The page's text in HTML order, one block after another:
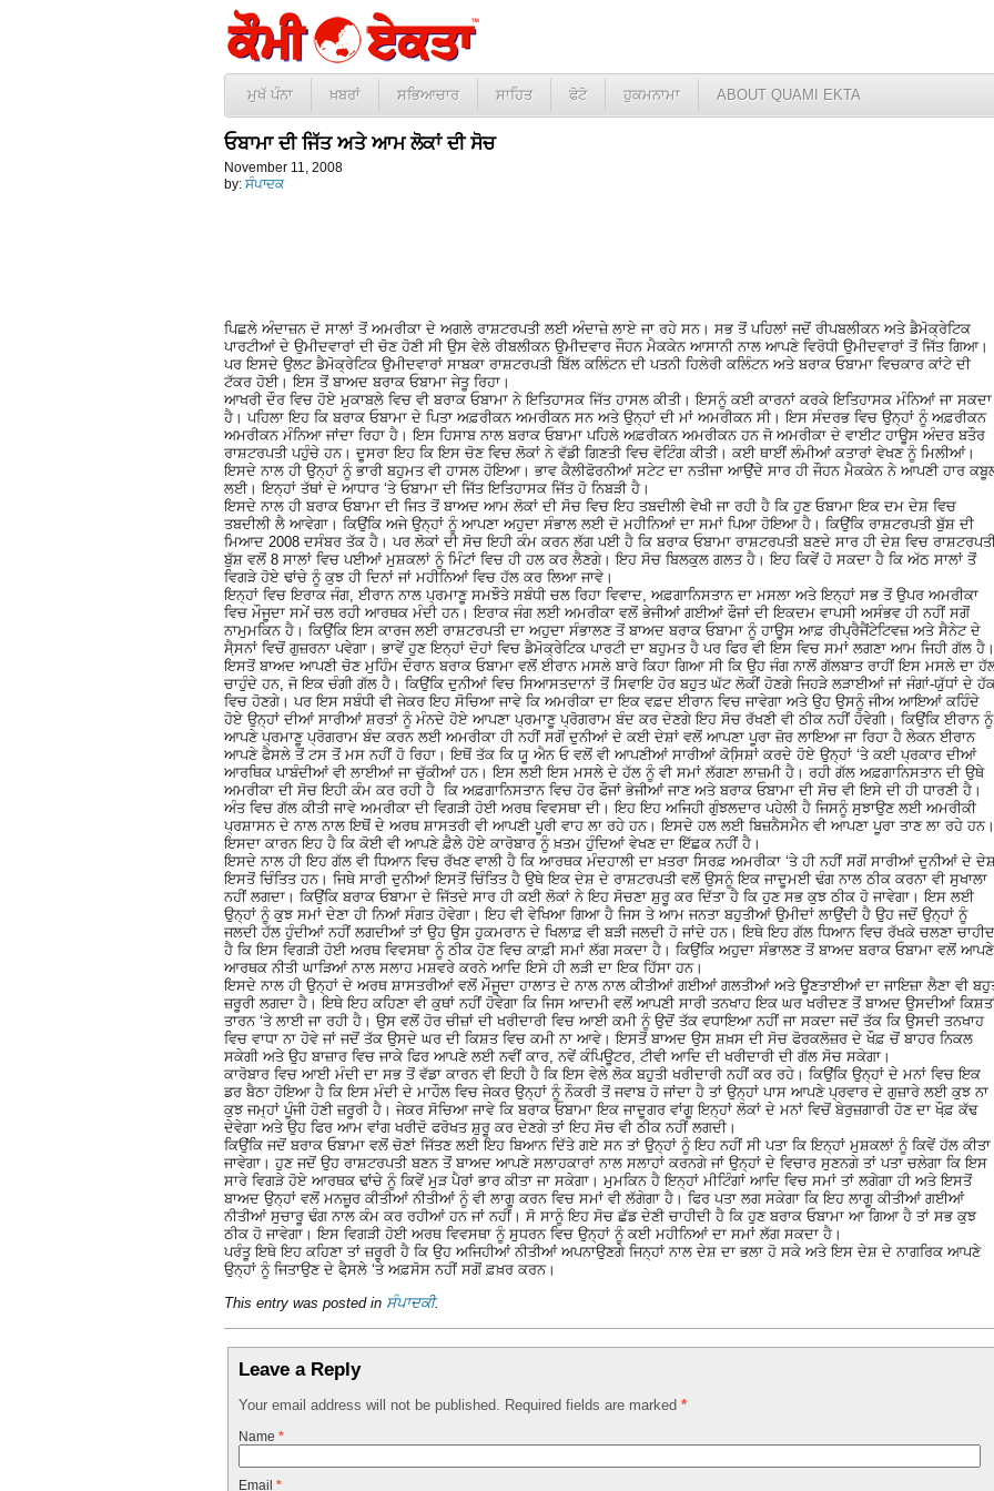
ਮੁਖੱ ਪੰਨਾ ਖ਼ਬਰਾਂ ਸਭਿਆਚਾਰ ਸਾਹਿਤ ਫੋਟੋ ਹੁਕਮਨਾਮਾ ABOUT QUAMI EKTA
ਓਬਾਮਾ ਦੀ ਜਿੱਤ ਅਤੇ ਆਮ ਲੋਕਾਂ ਦੀ ਸੋਚ
November 11, 2008
by: ਸੰਪਾਦਕ
ਪਿਛਲੇ ਅੰਦਾਜ਼ਨ ਦੋ ਸਾਲਾਂ ਤੋਂ ਅਮਰੀਕਾ ਦੇ ਅਗਲੇ ਰਾਸ਼ਟਰਪਤੀ ਲਈ ਅੰਦਾਜ਼ੇ ਲਾਏ ਜਾ ਰਹੇ ਸਨ। ਸਭ ਤੋਂ ਪਹਿਲਾਂ ਜਦੋਂ ਰੀਪਬਲੀਕਨ ਅਤੇ ਡੈਮੋਕ੍ਰੇਟਿਕ
ਪਾਰਟੀਆਂ ਦੇ ਉਮੀਦਵਾਰਾਂ ਦੀ ਚੋਣ ਹੋਣੀ ਸੀ ਉਸ ਵੇਲੇ ਰੀਬਲੀਕਨ ਉਮੀਦਵਾਰ ਜੌਹਨ ਮੈਕਕੇਨ ਆਸਾਨੀ ਨਾਲ ਆਪਣੇ ਵਿਰੋਧੀ ਉਮੀਦਵਾਰਾਂ ਤੋਂ ਜਿੱਤ ਗਿਆ।
ਪਰ ਇਸਦੇ ਉਲਟ ਡੈਮੋਕ੍ਰੇਟਿਕ ਉਮੀਦਵਾਰਾਂ ਸਾਬਕਾ ਰਾਸ਼ਟਰਪਤੀ ਬਿੱਲ ਕਲਿੰਟਨ ਦੀ ਪਤਨੀ ਹਿਲੇਰੀ ਕਲਿੰਟਨ ਅਤੇ ਬਰਾਕ ਓਬਾਮਾ ਵਿਚਕਾਰ ਕਾਂਟੇ ਦੀ
ਟੱਕਰ ਹੋਈ। ਇਸ ਤੋਂ ਬਾਅਦ ਬਰਾਕ ਓਬਾਮਾ ਜੇਤੂ ਰਿਹਾ।
ਆਖਰੀ ਦੌਰ ਵਿਚ ਹੋਏ ਮੁਕਾਬਲੇ ਵਿਚ ਵੀ ਬਰਾਕ ਓਬਾਮਾ ਨੇ ਇਤਿਹਾਸਕ ਜਿੱਤ ਹਾਸਲ ਕੀਤੀ। ਇਸਨੂੰ ਕਈ ਕਾਰਨਾਂ ਕਰਕੇ ਇਤਿਹਾਸਕ ਮੰਨਿਆਂ ਜਾ ਸਕਦਾ
ਹੈ। ਪਹਿਲਾ ਇਹ ਕਿ ਬਰਾਕ ਓਬਾਮਾ ਦੇ ਪਿਤਾ ਅਫ਼ਰੀਕਨ ਅਮਰੀਕਨ ਸਨ ਅਤੇ ਉਨ੍ਹਾਂ ਦੀ ਮਾਂ ਅਮਰੀਕਨ ਸੀ। ਇਸ ਸੰਦਰਭ ਵਿਚ ਉਨ੍ਹਾਂ ਨੂੰ ਅਫ਼ਰੀਕਨ
ਅਮਰੀਕਨ ਮੰਨਿਆ ਜਾਂਦਾ ਰਿਹਾ ਹੈ। ਇਸ ਹਿਸਾਬ ਨਾਲ ਬਰਾਕ ਓਬਾਮਾ ਪਹਿਲੇ ਅਫ਼ਰੀਕਨ ਅਮਰੀਕਨ ਹਨ ਜੋ ਅਮਰੀਕਾ ਦੇ ਵਾਈਟ ਹਾਊਸ ਅੰਦਰ ਬਤੌਰ
ਰਾਸ਼ਟਰਪਤੀ ਪਹੁੰਚੇ ਹਨ। ਦੂਸਰਾ ਇਹ ਕਿ ਇਸ ਚੋਣ ਵਿਚ ਲੋਕਾਂ ਨੇ ਵੱਡੀ ਗਿਣਤੀ ਵਿਚ ਵੋਟਿੰਗ ਕੀਤੀ। ਕਈ ਥਾਈਂ ਲੰਮੀਆਂ ਕਤਾਰਾਂ ਵੇਖਣ ਨੂੰ ਮਿਲੀਆਂ।
ਇਸਦੇ ਨਾਲ ਹੀ ਉਨ੍ਹਾਂ ਨੂੰ ਭਾਰੀ ਬਹੁਮਤ ਵੀ ਹਾਸਲ ਹੋਇਆ। ਭਾਵ ਕੈਲੀਫੋਰਨੀਆਂ ਸਟੇਟ ਦਾ ਨਤੀਜਾ ਆਉਂਦੇ ਸਾਰ ਹੀ ਜੌਹਨ ਮੈਕਕੇਨ ਨੇ ਆਪਣੀ ਹਾਰ
ਲਈ। ਇਨ੍ਹਾਂ ਤੱਥਾਂ ਦੇ ਆਧਾਰ ‘ਤੇ ਓਬਾਮਾ ਦੀ ਜਿੱਤ ਇਤਿਹਾਸਕ ਜਿੱਤ ਹੋ ਨਿਬੜੀ ਹੈ।
ਇਸਦੇ ਨਾਲ ਹੀ ਬਰਾਕ ਓਬਾਮਾ ਦੀ ਜਿਤ ਤੋਂ ਬਾਅਦ ਆਮ ਲੋਕਾਂ ਦੀ ਸੋਚ ਵਿਚ ਇਹ ਤਬਦੀਲੀ ਵੇਖੀ ਜਾ ਰਹੀ ਹੈ ਕਿ ਹੁਣ ਓਬਾਮਾ ਇਕ ਦਮ ਦੇਸ਼ ਵਿਚ
ਤਬਦੀਲੀ ਲੈ ਆਵੇਗਾ। ਕਿਉਂਕਿ ਅਜੇ ਉਨ੍ਹਾਂ ਨੂੰ ਆਪਣਾ ਅਹੁਦਾ ਸੰਭਾਲ ਲਈ ਦੋ ਮਹੀਨਿਆਂ ਦਾ ਸਮਾਂ ਪਿਆ ਹੋਇਆ ਹੈ। ਕਿਉਂਕਿ ਰਾਸ਼ਟਰਪਤੀ ਬੁੱਸ਼ ਦੀ
ਮਿਆਦ 2008 ਦਸੰਬਰ ਤੱਕ ਹੈ। ਪਰ ਲੋਕਾਂ ਦੀ ਸੋਚ ਇਹੀ ਕੰਮ ਕਰਨ ਲੱਗ ਪਈ ਹੈ ਕਿ ਬਰਾਕ ਓਬਾਮਾ ਰਾਸ਼ਟਰਪਤੀ ਬਣਦੇ ਸਾਰ ਹੀ ਦੇਸ਼ ਵਿਚ
ਬੁੱਸ਼ ਵਲੋਂ 8 ਸਾਲਾਂ ਵਿਚ ਪਈਆਂ ਮੁਸ਼ਕਲਾਂ ਨੂੰ ਮਿੰਟਾਂ ਵਿਚ ਹੀ ਹਲ ਕਰ ਲੈਣਗੇ। ਇਹ ਸੋਚ ਬਿਲਕੁਲ ਗਲਤ ਹੈ। ਇਹ ਕਿਵੇਂ ਹੋ ਸਕਦਾ ਹੈ ਕਿ ਅੱਠ ਸਾਲਾਂ ਤੋਂ
ਵਿਗੜੇ ਹੋਏ ਢਾਂਚੇ ਨੂੰ ਕੁਝ ਹੀ ਦਿਨਾਂ ਜਾਂ ਮਹੀਨਿਆਂ ਵਿਚ ਹੱਲ ਕਰ ਲਿਆ ਜਾਵੇ।
ਇਨ੍ਹਾਂ ਵਿਚ ਇਰਾਕ ਜੰਗ, ਈਰਾਨ ਨਾਲ ਪ੍ਰਮਾਣੂ ਸਮਝੌਤੇ ਸਬੰਧੀ ਚਲ ਰਿਹਾ ਵਿਵਾਦ, ਅਫ਼ਗਾਨਿਸਤਾਨ ਦਾ ਮਸਲਾ ਅਤੇ ਇਨ੍ਹਾਂ ਸਭ ਤੋਂ ਉਪਰ ਅਮਰੀਕਾ
ਵਿਚ ਮੌਜੂਦਾ ਸਮੇਂ ਚਲ ਰਹੀ ਆਰਥਕ ਮੰਦੀ ਹਨ। ਇਰਾਕ ਜੰਗ ਲਈ ਅਮਰੀਕਾ ਵਲੋਂ ਭੇਜੀਆਂ ਗਈਆਂ ਫੌਜਾਂ ਦੀ ਇਕਦਮ ਵਾਪਸੀ ਅਸੰਭਵ ਹੀ ਨਹੀਂ ਸਗੋਂ
ਨਾਮੁਮਕਿਨ ਹੈ। ਕਿਉਂਕਿ ਇਸ ਕਾਰਜ ਲਈ ਰਾਸ਼ਟਰਪਤੀ ਦਾ ਅਹੁਦਾ ਸੰਭਾਲਣ ਤੋਂ ਬਾਅਦ ਬਰਾਕ ਓਬਾਮਾ ਨੂੰ ਹਾਊਸ ਆਫ਼ ਰੀਪ੍ਰੈਜੈਂਟੇਟਿਵਜ਼ ਅਤੇ ਸੈਨੇਟ ਦੇ
ਸੈ਼ਸਨਾਂ ਵਿਚੋਂ ਗੁਜ਼ਰਨਾ ਪਵੇਗਾ। ਭਾਵੇਂ ਹੁਣ ਇਨ੍ਹਾਂ ਦੋਹਾਂ ਵਿਚ ਡੈਮੋਕ੍ਰੇਟਿਕ ਪਾਰਟੀ ਦਾ ਬਹੁਮਤ ਹੈ ਪਰ ਫਿਰ ਵੀ ਇਸ ਵਿਚ ਸਮਾਂ ਲਗਣਾ ਆਮ ਜਿਹੀ ਗੱਲ ਹੈ।
ਇਸਤੋਂ ਬਾਅਦ ਆਪਣੀ ਚੋਣ ਮੁਹਿੰਮ ਦੌਰਾਨ ਬਰਾਕ ਓਬਾਮਾ ਵਲੋਂ ਈਰਾਨ ਮਸਲੇ ਬਾਰੇ ਕਿਹਾ ਗਿਆ ਸੀ ਕਿ ਉਹ ਜੰਗ ਨਾਲੋਂ ਗੱਲਬਾਤ ਰਾਹੀਂ ਇਸ ਮਸਲੇ ਦਾ
ਚਾਹੁੰਦੇ ਹਨ, ਜੋ ਇਕ ਚੰਗੀ ਗੱਲ ਹੈ। ਕਿਉਂਕਿ ਦੁਨੀਆਂ ਵਿਚ ਸਿਆਸਤਦਾਨਾਂ ਤੋਂ ਸਿਵਾਇ ਹੋਰ ਬਹੁਤ ਘੱਟ ਲੋਕੀਂ ਹੋਣਗੇ ਜਿਹੜੇ ਲੜਾਈਆਂ ਜਾਂ ਜੰਗਾਂ-ਯੁੱਧਾਂ ਦੇ
ਵਿਚ ਹੋਣਗੇ। ਪਰ ਇਸ ਸਬੰਧੀ ਵੀ ਜੇਕਰ ਇਹ ਸੋਚਿਆ ਜਾਵੇ ਕਿ ਅਮਰੀਕਾ ਦਾ ਇਕ ਵਫ਼ਦ ਈਰਾਨ ਵਿਚ ਜਾਵੇਗਾ ਅਤੇ ਉਹ ਉਸਨੂੰ ਜੀਅ ਆਇਆਂ ਕਹਿੰਦੇ
ਹੋਏ ਉਨ੍ਹਾਂ ਦੀਆਂ ਸਾਰੀਆਂ ਸ਼ਰਤਾਂ ਨੂੰ ਮੰਨਦੇ ਹੋਏ ਆਪਣਾ ਪ੍ਰਮਾਣੂ ਪ੍ਰੋਗਰਾਮ ਬੰਦ ਕਰ ਦੇਣਗੇ ਇਹ ਸੋਚ ਰੱਖਣੀ ਵੀ ਠੀਕ ਨਹੀਂ ਹੋਵੇਗੀ। ਕਿਉਂਕਿ ਈਰਾਨ ਨੂੰ
ਆਪਣੇ ਪ੍ਰਮਾਣੂ ਪ੍ਰੋਗਰਾਮ ਬੰਦ ਕਰਨ ਲਈ ਅਮਰੀਕਾ ਹੀ ਨਹੀਂ ਸਗੋਂ ਦੁਨੀਆਂ ਦੇ ਕਈ ਦੇਸ਼ਾਂ ਵਲੋਂ ਆਪਣਾ ਪੂਰਾ ਜ਼ੋਰ ਲਾਇਆ ਜਾ ਰਿਹਾ ਹੈ ਲੇਕਨ ਈਰਾਨ
ਆਪਣੇ ਫੈਸਲੇ ਤੋਂ ਟਸ ਤੋਂ ਮਸ ਨਹੀਂ ਹੋ ਰਿਹਾ। ਇਥੋਂ ਤੱਕ ਕਿ ਯੂ ਐਨ ਓ ਵਲੋਂ ਵੀ ਆਪਣੀਆਂ ਸਾਰੀਆਂ ਕੋਸਿ਼ਸ਼ਾਂ ਕਰਦੇ ਹੋਏ ਉਨ੍ਹਾਂ ‘ਤੇ ਕਈ ਪ੍ਰਕਾਰ ਦੀਆਂ
ਆਰਥਿਕ ਪਾਬੰਦੀਆਂ ਵੀ ਲਾਈਆਂ ਜਾ ਚੁੱਕੀਆਂ ਹਨ। ਇਸ ਲਈ ਇਸ ਮਸਲੇ ਦੇ ਹੱਲ ਨੂੰ ਵੀ ਸਮਾਂ ਲੱਗਣਾ ਲਾਜ਼ਮੀ ਹੈ। ਰਹੀ ਗੱਲ ਅਫ਼ਗਾਨਿਸਤਾਨ ਦੀ ਉਥੇ
ਅਮਰੀਕਾ ਦੀ ਸੋਚ ਇਹੀ ਕੰਮ ਕਰ ਰਹੀ ਹੈ ਕਿ ਅਫ਼ਗਾਨਿਸਤਾਨ ਵਿਚ ਹੋਰ ਫੌਜਾਂ ਭੇਜੀਆਂ ਜਾਣ ਅਤੇ ਬਰਾਕ ਓਬਾਮਾ ਦੀ ਸੋਚ ਵੀ ਇਸੇ ਦੀ ਹੀ ਧਾਰਣੀ ਹੈ।
ਅੰਤ ਵਿਚ ਗੱਲ ਕੀਤੀ ਜਾਵੇ ਅਮਰੀਕਾ ਦੀ ਵਿਗੜੀ ਹੋਈ ਅਰਥ ਵਿਵਸਥਾ ਦੀ। ਇਹ ਇਹ ਅਜਿਹੀ ਗੁੰਝਲਦਾਰ ਪਹੇਲੀ ਹੈ ਜਿਸਨੂੰ ਸੁਝਾਉਣ ਲਈ ਅਮਰੀਕੀ
ਪ੍ਰਸ਼ਾਸਨ ਦੇ ਨਾਲ ਨਾਲ ਇਥੋਂ ਦੇ ਅਰਥ ਸ਼ਾਸਤਰੀ ਵੀ ਆਪਣੀ ਪੂਰੀ ਵਾਹ ਲਾ ਰਹੇ ਹਨ। ਇਸਦੇ ਹਲ ਲਈ ਬਿਜ਼ਨੈਸਮੈਨ ਵੀ ਆਪਣਾ ਪੂਰਾ ਤਾਣ ਲਾ ਰਹੇ ਹਨ।
ਇਸਦਾ ਕਾਰਨ ਇਹ ਹੈ ਕਿ ਕੋਈ ਵੀ ਆਪਣੇ ਫ਼ੈਲੇ ਹੋਏ ਕਾਰੋਬਾਰ ਨੂੰ ਖ਼ਤਮ ਹੁੰਦਿਆਂ ਵੇਖਣ ਦਾ ਇੱਛਕ ਨਹੀਂ ਹੈ।
ਇਸਦੇ ਨਾਲ ਹੀ ਇਹ ਗੱਲ ਵੀ ਧਿਆਨ ਵਿਚ ਰੱਖਣ ਵਾਲੀ ਹੈ ਕਿ ਆਰਥਕ ਮੰਦਹਾਲੀ ਦਾ ਖ਼ਤਰਾ ਸਿਰਫ਼ ਅਮਰੀਕਾ ‘ਤੇ ਹੀ ਨਹੀਂ ਸਗੋਂ ਸਾਰੀਆਂ ਦੁਨੀਆਂ ਦੇ
ਇਸਤੋਂ ਚਿੰਤਿਤ ਹਨ। ਜਿਥੇ ਸਾਰੀ ਦੁਨੀਆਂ ਇਸਤੋਂ ਚਿੰਤਿਤ ਹੈ ਉਥੇ ਇਕ ਦੇਸ਼ ਦੇ ਰਾਸ਼ਟਰਪਤੀ ਵਲੋਂ ਉਸਨੂੰ ਇਕ ਜਾਦੂਮਈ ਢੰਗ ਨਾਲ ਠੀਕ ਕਰਨਾ ਵੀ ਸੁਖਾਲਾ
ਨਹੀਂ ਲਗਦਾ। ਕਿਉਂਕਿ ਬਰਾਕ ਓਬਾਮਾ ਦੇ ਜਿੱਤਦੇ ਸਾਰ ਹੀ ਕਈ ਲੋਕਾਂ ਨੇ ਇਹ ਸੋਚਣਾ ਸ਼ੁਰੂ ਕਰ ਦਿੱਤਾ ਹੈ ਕਿ ਹੁਣ ਸਭ ਕੁਝ ਠੀਕ ਹੋ ਜਾਵੇਗਾ। ਇਸ ਲਈ
ਉਨ੍ਹਾਂ ਨੂੰ ਕੁਝ ਸਮਾਂ ਦੇਣਾ ਹੀ ਨਿਆਂ ਸੰਗਤ ਹੋਵੇਗਾ। ਇਹ ਵੀ ਵੇਖਿਆ ਗਿਆ ਹੈ ਜਿਸ ਤੇ ਆਮ ਜਨਤਾ ਬਹੁਤੀਆਂ ਉਮੀਦਾਂ ਲਾਉਂਦੀ ਹੈ ਉਹ ਜਦੋਂ ਉਨ੍ਹਾਂ ਨੂੰ
ਜਲਦੀ ਹੱਲ ਹੁੰਦੀਆਂ ਨਹੀਂ ਲਗਦੀਆਂ ਤਾਂ ਉਹ ਉਸ ਹੁਕਮਰਾਨ ਦੇ ਖਿਲਾਫ਼ ਵੀ ਬੜੀ ਜਲਦੀ ਹੋ ਜਾਂਦੇ ਹਨ। ਇਥੇ ਇਹ ਗੱਲ ਧਿਆਨ ਵਿਚ ਰੱਖਕੇ ਚਲਣਾ
ਹੈ ਕਿ ਇਸ ਵਿਗੜੀ ਹੋਈ ਅਰਥ ਵਿਵਸਥਾ ਨੂੰ ਠੀਕ ਹੋਣ ਵਿਚ ਕਾਫ਼ੀ ਸਮਾਂ ਲੱਗ ਸਕਦਾ ਹੈ। ਕਿਉਂਕਿ ਅਹੁਦਾ ਸੰਭਾਲਣ ਤੋਂ ਬਾਅਦ ਬਰਾਕ ਓਬਾਮਾ ਵਲੋਂ ਆਪਣੇ
ਆਰਥਕ ਨੀਤੀ ਘਾੜਿਆਂ ਨਾਲ ਸਲਾਹ ਮਸ਼ਵਰੇ ਕਰਨੇ ਆਦਿ ਇਸੇ ਹੀ ਲੜੀ ਦਾ ਇਕ ਹਿੱਸਾ ਹਨ।
ਇਸਦੇ ਨਾਲ ਹੀ ਉਨ੍ਹਾਂ ਦੇ ਅਰਥ ਸ਼ਾਸਤਰੀਆਂ ਵਲੋਂ ਮੌਜੂਦਾ ਹਾਲਾਤ ਦੇ ਨਾਲ ਨਾਲ ਕੀਤੀਆਂ ਗਈਆਂ ਗਲਤੀਆਂ ਅਤੇ ਊਣਤਾਈਆਂ ਦਾ ਜਾਇਜ਼ਾ ਲੈਣਾ ਵੀ
ਜ਼ਰੂਰੀ ਲਗਦਾ ਹੈ। ਇਥੇ ਇਹ ਕਹਿਣਾ ਵੀ ਕੁਥਾਂ ਨਹੀਂ ਹੋਵੇਗਾ ਕਿ ਜਿਸ ਆਦਮੀ ਵਲੋਂ ਆਪਣੀ ਸਾਰੀ ਤਨਖਾਹ ਇਕ ਘਰ ਖਰੀਦਣ ਤੋਂ ਬਾਅਦ ਉਸਦੀਆਂ
ਤਾਰਨ ‘ਤੇ ਲਾਈ ਜਾ ਰਹੀ ਹੈ। ਉਸ ਵਲੋਂ ਹੋਰ ਚੀਜ਼ਾਂ ਦੀ ਖਰੀਦਾਰੀ ਵਿਚ ਆਈ ਕਮੀ ਨੂੰ ਉਦੋਂ ਤੱਕ ਵਧਾਇਆ ਨਹੀਂ ਜਾ ਸਕਦਾ ਜਦੋਂ ਤੱਕ ਕਿ ਉਸਦੀ ਤਨਖਾਹ
ਵਿਚ ਵਾਧਾ ਨਾ ਹੋਵੇ ਜਾਂ ਜਦੋਂ ਤੱਕ ਉਸਦੇ ਘਰ ਦੀ ਕਿਸ਼ਤ ਵਿਚ ਕਮੀ ਨਾ ਆਵੇ। ਇਸਤੋਂ ਬਾਅਦ ਉਸ ਸ਼ਖ਼ਸ ਦੀ ਸੋਚ ਫੋਰਕਲੋਜ਼ਰ ਦੇ ਖੌਫ਼ ਚੋਂ ਬਾਹਰ ਨਿਕਲ
ਸਕੇਗੀ ਅਤੇ ਉਹ ਬਾਜ਼ਾਰ ਵਿਚ ਜਾਕੇ ਫਿਰ ਆਪਣੇ ਲਈ ਨਵੀਂ ਕਾਰ, ਨਵੇਂ ਕੰਪਿਊਟਰ, ਟੀਵੀ ਆਦਿ ਦੀ ਖਰੀਦਾਰੀ ਦੀ ਗੱਲ ਸੋਚ ਸਕੇਗਾ।
ਕਾਰੋਬਾਰ ਵਿਚ ਆਈ ਮੰਦੀ ਦਾ ਸਭ ਤੋਂ ਵੱਡਾ ਕਾਰਨ ਵੀ ਇਹੀ ਹੈ ਕਿ ਇਸ ਵੇਲੇ ਲੋਕ ਬਹੁਤੀ ਖਰੀਦਾਰੀ ਨਹੀਂ ਕਰ ਰਹੇ। ਕਿਉਂਕਿ ਉਨ੍ਹਾਂ ਦੇ ਮਨਾਂ ਵਿਚ ਇਕ
ਡਰ ਬੈਠਾ ਹੋਇਆ ਹੈ ਕਿ ਇਸ ਮੰਦੀ ਦੇ ਮਾਹੌਲ ਵਿਚ ਜੇਕਰ ਉਨ੍ਹਾਂ ਨੂੰ ਨੌਕਰੀ ਤੋਂ ਜਵਾਬ ਹੋ ਜਾਂਦਾ ਹੈ ਤਾਂ ਉਨ੍ਹਾਂ ਪਾਸ ਆਪਣੇ ਪ੍ਰਵਾਰ ਦੇ ਗੁਜ਼ਾਰੇ ਲਈ ਕੁਝ ਨਾ
ਕੁਝ ਜਮ੍ਹਾਂ ਪੂੰਜੀ ਹੋਣੀ ਜ਼ਰੂਰੀ ਹੈ। ਜੇਕਰ ਸੋਚਿਆ ਜਾਵੇ ਕਿ ਬਰਾਕ ਓਬਾਮਾ ਇਕ ਜਾਦੂਗਰ ਵਾਂਗੂ ਇਨ੍ਹਾਂ ਲੋਕਾਂ ਦੇ ਮਨਾਂ ਵਿਚੋਂ ਬੇਰੁਜ਼ਗਾਰੀ ਹੋਣ ਦਾ ਖੌ਼ਫ਼ ਕੱਢ
ਦੇਵੇਗਾ ਅਤੇ ਉਹ ਫਿਰ ਆਮ ਵਾਂਗ ਖਰੀਦੋ ਫਰੋਖਤ ਸ਼ੁਰੂ ਕਰ ਦੇਣਗੇ ਤਾਂ ਇਹ ਸੋਚ ਵੀ ਠੀਕ ਨਹੀਂ ਲਗਦੀ।
ਕਿਉਂਕਿ ਜਦੋਂ ਬਰਾਕ ਓਬਾਮਾ ਵਲੋਂ ਚੋਣਾਂ ਜਿੱਤਣ ਲਈ ਇਹ ਬਿਆਨ ਦਿੱਤੇ ਗਏ ਸਨ ਤਾਂ ਉਨ੍ਹਾਂ ਨੂੰ ਇਹ ਨਹੀਂ ਸੀ ਪਤਾ ਕਿ ਇਨ੍ਹਾਂ ਮੁਸ਼ਕਲਾਂ ਨੂੰ ਕਿਵੇਂ ਹੱਲ ਕੀਤਾ
ਜਾਵੇਗਾ। ਹੁਣ ਜਦੋਂ ਉਹ ਰਾਸ਼ਟਰਪਤੀ ਬਣਨ ਤੋਂ ਬਾਅਦ ਆਪਣੇ ਸਲਾਹਕਾਰਾਂ ਨਾਲ ਸਲਾਹਾਂ ਕਰਨਗੇ ਜਾਂ ਉਨ੍ਹਾਂ ਦੇ ਵਿਚਾਰ ਸੁਣਨਗੇ ਤਾਂ ਪਤਾ ਚਲੇਗਾ ਕਿ ਇਸ
ਸਾਰੇ ਵਿਗੜੇ ਹੋਏ ਆਰਥਕ ਢਾਂਚੇ ਨੂੰ ਕਿਵੇਂ ਮੁੜ ਪੈਰਾਂ ਭਾਰ ਕੀਤਾ ਜਾ ਸਕੇਗਾ। ਮੁਮਕਿਨ ਹੈ ਇਨ੍ਹਾਂ ਮੀਟਿੰਗਾਂ ਆਦਿ ਵਿਚ ਸਮਾਂ ਤਾਂ ਲਗੇਗਾ ਹੀ ਅਤੇ ਇਸਤੋਂ
ਬਾਅਦ ਉਨ੍ਹਾਂ ਵਲੋਂ ਮਨਜ਼ੂਰ ਕੀਤੀਆਂ ਨੀਤੀਆਂ ਨੂੰ ਵੀ ਲਾਗੂ ਕਰਨ ਵਿਚ ਸਮਾਂ ਵੀ ਲੱਗੇਗਾ ਹੈ। ਫਿਰ ਪਤਾ ਲਗ ਸਕੇਗਾ ਕਿ ਇਹ ਲਾਗੂ ਕੀਤੀਆਂ ਗਈਆਂ
ਨੀਤੀਆਂ ਸੁਚਾਰੂ ਢੰਗ ਨਾਲ ਕੰਮ ਕਰ ਰਹੀਆਂ ਹਨ ਜਾਂ ਨਹੀਂ। ਸੋ ਸਾਨੂੰ ਇਹ ਸੋਚ ਛੱਡ ਦੇਣੀ ਚਾਹੀਦੀ ਹੈ ਕਿ ਹੁਣ ਬਰਾਕ ਓਬਾਮਾ ਆ ਗਿਆ ਹੈ ਤਾਂ ਸਭ ਕੁਝ
ਠੀਕ ਹੋ ਜਾਵੇਗਾ। ਇਸ ਵਿਗੜੀ ਹੋਈ ਅਰਥ ਵਿਵਸਥਾ ਨੂੰ ਸੁਧਰਨ ਵਿਚ ਉਨ੍ਹਾਂ ਨੂੰ ਕਈ ਮਹੀਨਿਆਂ ਦਾ ਸਮਾਂ ਲੱਗ ਸਕਦਾ ਹੈ।
ਪਰੰਤੂ ਇਥੇ ਇਹ ਕਹਿਣਾ ਤਾਂ ਜ਼ਰੂਰੀ ਹੈ ਕਿ ਉਹ ਅਜਿਹੀਆਂ ਨੀਤੀਆਂ ਅਪਨਾਉਣਗੇ ਜਿਨ੍ਹਾਂ ਨਾਲ ਦੇਸ਼ ਦਾ ਭਲਾ ਹੋ ਸਕੇ ਅਤੇ ਇਸ ਦੇਸ਼ ਦੇ ਨਾਗਰਿਕ ਆਪਣੇ
ਉਨ੍ਹਾਂ ਨੂੰ ਜਿਤਾਉਣ ਦੇ ਫੈ਼ਸਲੇ ‘ਤੇ ਅਫ਼ਸੋਸ ਨਹੀਂ ਸਗੋਂ ਫ਼ਖ਼ਰ ਕਰਨ।
This entry was posted in ਸੰਪਾਦਕੀ.
Leave a Reply
Your email address will not be published. Required fields are marked *
Name *
Email *